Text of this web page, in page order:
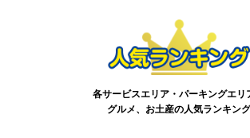
各サービスエリア・パーキングエリ
グルメ、お土産の人気ランキン